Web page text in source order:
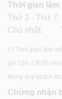
Thời gian làm
Thứ 2 - Thứ 7:
Chủ nhật:
(*) Thời gian làm
giờ 12h-13h30
Mong quý khách
Chứng nhận